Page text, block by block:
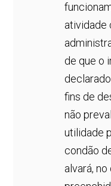
atividade
de que o
fins de
não
utilidade
condão
alvará,